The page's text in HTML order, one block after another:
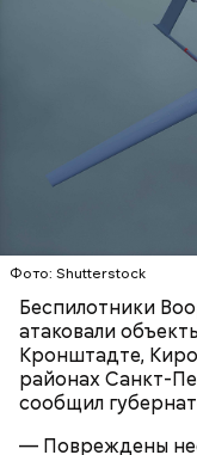
Фото: Shutterstock
Беспилотники
атаковали
Кронштадте,
районах Санкт-
сообщил
— Повреждены
Блогеру грозило
— Мы съездили за
поднялись домой.
через сутки... Его
реанимировали, и
Видео: пресс-служба